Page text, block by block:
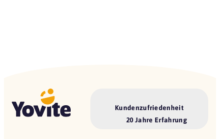
Kundenzufriedenheit
20 Jahre Erfahrung